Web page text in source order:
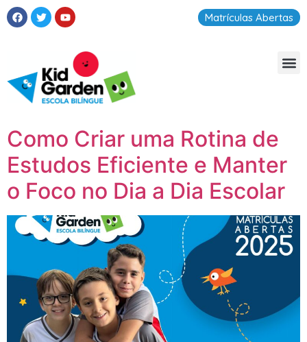
Matrículas Abertas
Como Criar uma Rotina de
Estudos Eficiente e Manter
o Foco no Dia a Dia Escolar